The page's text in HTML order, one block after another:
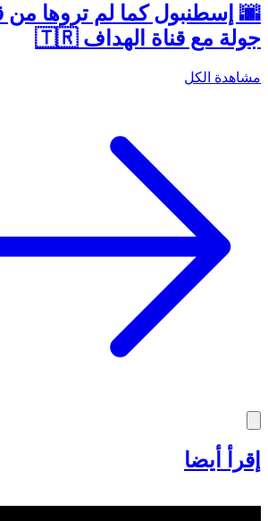
🌆 إسطنبول كما لم تروها من
جولة مع قناة الهداف 🇹🇷
مشاهدة الكل
إقرأ أيضا